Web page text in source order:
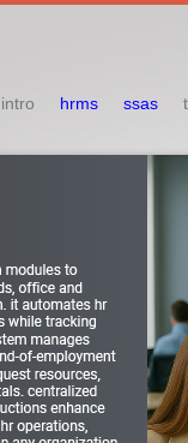
intro hrms ssas